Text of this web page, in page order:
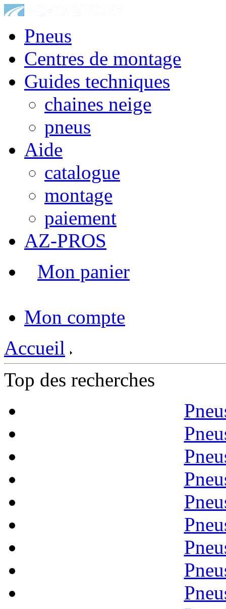
Pneus
Centres de montage
Guides techniques
chaines neige
pneus
Aide
catalogue
montage
paiement
AZ-PROS
Mon panier
Mon compte
Accueil
Top des recherches